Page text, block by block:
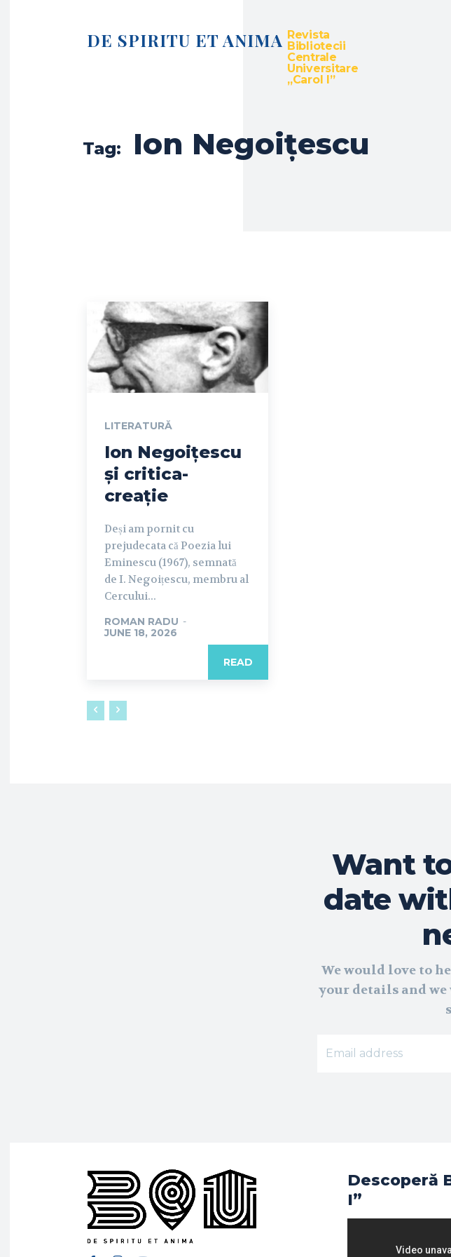
DE SPIRITU ET ANIMA Revista
Bibliotecii
Centrale
Universitare
„Carol I”
Tag: Ion Negoițescu
LITERATURĂ
Ion Negoițescu
și critica-
creație
Deși am pornit cu
prejudecata că Poezia lui
Eminescu (1967), semnată
de I. Negoițescu, membru al
Cercului...
ROMAN RADU -
JUNE 18, 2026
READ
Want
date
We would love to
your details and
Descoperă
I”